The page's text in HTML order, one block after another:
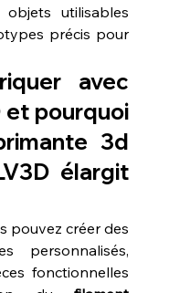
utilisables
précis pour
avec
et pourquoi
3d
élargit
pouvez créer des
personnalisés,
fonctionnelles